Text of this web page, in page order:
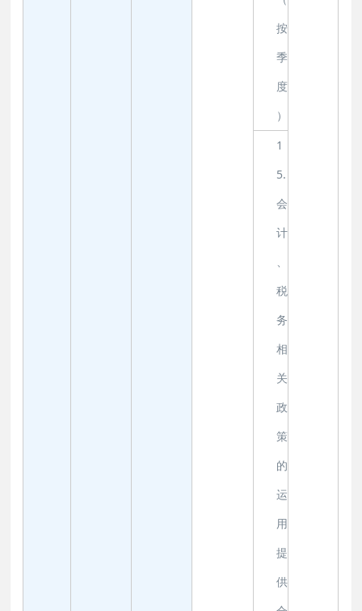
按
季
度
）
1
5.
会
计
税
务
相
关
政
策
的
运
用
提
供